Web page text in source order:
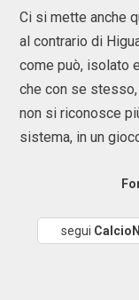
Ci si mette anche
al contrario di
come può, isolato
che con se stesso,
non si riconosce
sistema, in un
segui